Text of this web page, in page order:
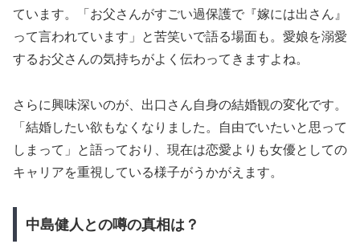
ています。「お父さんがすごい過保護で『嫁には出さん』
って言われています」と苦笑いで語る場面も。愛娘を溺愛
するお父さんの気持ちがよく伝わってきますよね。
さらに興味深いのが、出口さん自身の結婚観の変化です。
「結婚したい欲もなくなりました。自由でいたいと思って
しまって」と語っており、現在は恋愛よりも女優としての
キャリアを重視している様子がうかがえます。
中島健人との噂の真相は？